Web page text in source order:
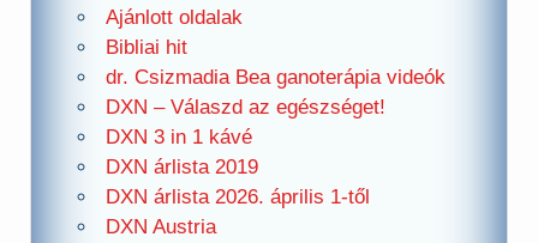
Ajánlott oldalak
Bibliai hit
dr. Csizmadia Bea ganoterápia videók
DXN – Válaszd az egészséget!
DXN 3 in 1 kávé
DXN árlista 2019
DXN árlista 2026. április 1-től
DXN Austria